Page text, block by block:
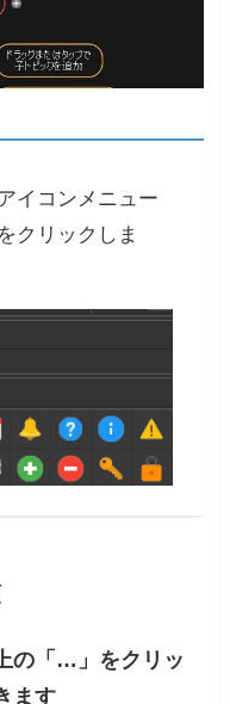
イコンメニュー
クリックしま
の「…」をクリッ
ます